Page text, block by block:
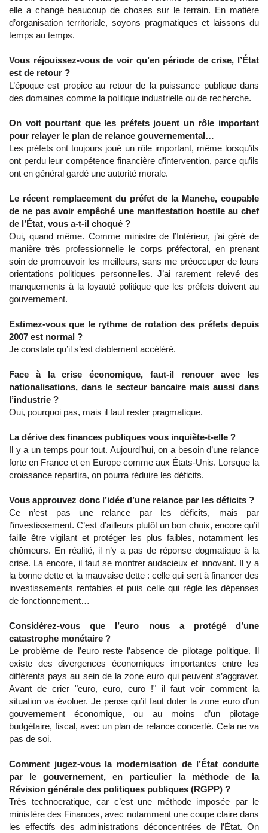
elle a changé beaucoup de choses sur le terrain. En matière
d’organisation territoriale, soyons pragmatiques et laissons du
temps au temps.
Vous réjouissez-vous de voir qu’en période de crise, l’État
est de retour ?
L’époque est propice au retour de la puissance publique dans
des domaines comme la politique industrielle ou de recherche.
On voit pourtant que les préfets jouent un rôle important
pour relayer le plan de relance gouvernemental…
Les préfets ont toujours joué un rôle important, même lorsqu’ils
ont perdu leur compétence financière d’intervention, parce qu’ils
ont en général gardé une autorité morale.
Le récent remplacement du préfet de la Manche, coupable
de ne pas avoir empêché une manifestation hostile au chef
de l’État, vous a-t-il choqué ?
Oui, quand même. Comme ministre de l’Intérieur, j’ai géré de
manière très professionnelle le corps préfectoral, en prenant
soin de promouvoir les meilleurs, sans me préoccuper de leurs
orientations politiques personnelles. J’ai rarement relevé des
manquements à la loyauté politique que les préfets doivent au
gouvernement.
Estimez-vous que le rythme de rotation des préfets depuis
2007 est normal ?
Je constate qu’il s’est diablement accéléré.
Face à la crise économique, faut-il renouer avec les
nationalisations, dans le secteur bancaire mais aussi dans
l’industrie ?
Oui, pourquoi pas, mais il faut rester pragmatique.
La dérive des finances publiques vous inquiète-t-elle ?
Il y a un temps pour tout. Aujourd’hui, on a besoin d’une relance
forte en France et en Europe comme aux États-Unis. Lorsque la
croissance repartira, on pourra réduire les déficits.
Vous approuvez donc l’idée d’une relance par les déficits ?
Ce n’est pas une relance par les déficits, mais par
l’investissement. C’est d’ailleurs plutôt un bon choix, encore qu’il
faille être vigilant et protéger les plus faibles, notamment les
chômeurs. En réalité, il n’y a pas de réponse dogmatique à la
crise. Là encore, il faut se montrer audacieux et innovant. Il y a
la bonne dette et la mauvaise dette : celle qui sert à financer des
investissements rentables et puis celle qui règle les dépenses
de fonctionnement…
Considérez-vous que l’euro nous a protégé d’une
catastrophe monétaire ?
Le problème de l’euro reste l’absence de pilotage politique. Il
existe des divergences économiques importantes entre les
différents pays au sein de la zone euro qui peuvent s’aggraver.
Avant de crier "euro, euro, euro !" il faut voir comment la
situation va évoluer. Je pense qu’il faut doter la zone euro d’un
gouvernement économique, ou au moins d’un pilotage
budgétaire, fiscal, avec un plan de relance concerté. Cela ne va
pas de soi.
Comment jugez-vous la modernisation de l’État conduite
par le gouvernement, en particulier la méthode de la
Révision générale des politiques publiques (RGPP) ?
Très technocratique, car c’est une méthode imposée par le
ministère des Finances, avec notamment une coupe claire dans
les effectifs des administrations déconcentrées de l’État. On